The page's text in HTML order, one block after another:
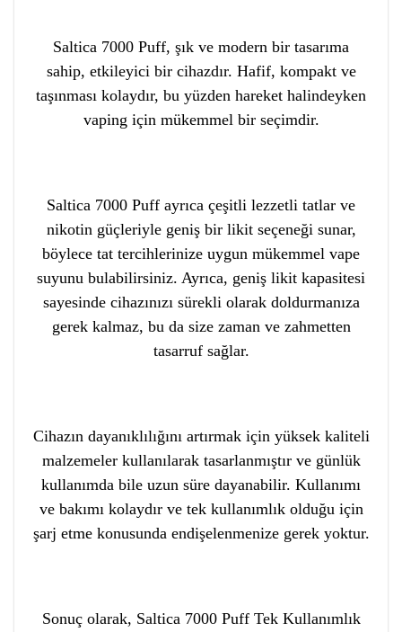
Saltica 7000 Puff, şık ve modern bir tasarıma
sahip, etkileyici bir cihazdır. Hafif, kompakt ve
taşınması kolaydır, bu yüzden hareket halindeyken
vaping için mükemmel bir seçimdir.
Saltica 7000 Puff ayrıca çeşitli lezzetli tatlar ve
nikotin güçleriyle geniş bir likit seçeneği sunar,
böylece tat tercihlerinize uygun mükemmel vape
suyunu bulabilirsiniz. Ayrıca, geniş likit kapasitesi
sayesinde cihazınızı sürekli olarak doldurmanıza
gerek kalmaz, bu da size zaman ve zahmetten
tasarruf sağlar.
Cihazın dayanıklılığını artırmak için yüksek kaliteli
malzemeler kullanılarak tasarlanmıştır ve günlük
kullanımda bile uzun süre dayanabilir. Kullanımı
ve bakımı kolaydır ve tek kullanımlık olduğu için
şarj etme konusunda endişelenmenize gerek yoktur.
Sonuç olarak, Saltica 7000 Puff Tek Kullanımlık